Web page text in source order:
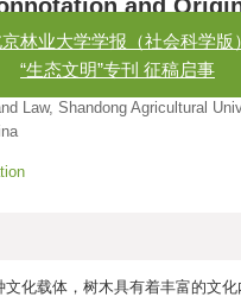
and
Law, Shandong Agricultural
文化载体，树木具有着丰富的文
林业大学学报（社会科学版
“生态文明”专刊 征稿启事